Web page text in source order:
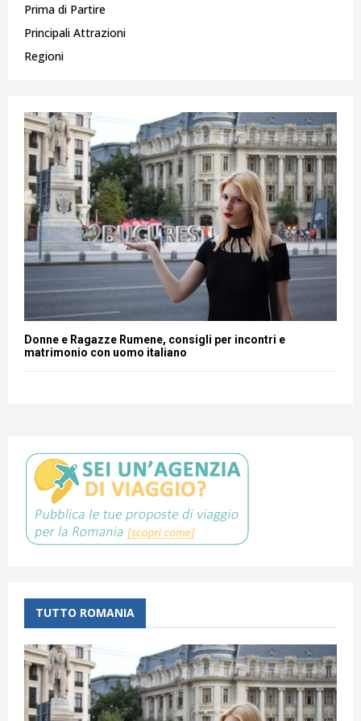
Prima di Partire
Principali Attrazioni
Regioni
Donne e Ragazze Rumene, consigli per incontri e
matrimonio con uomo italiano
TUTTO ROMANIA